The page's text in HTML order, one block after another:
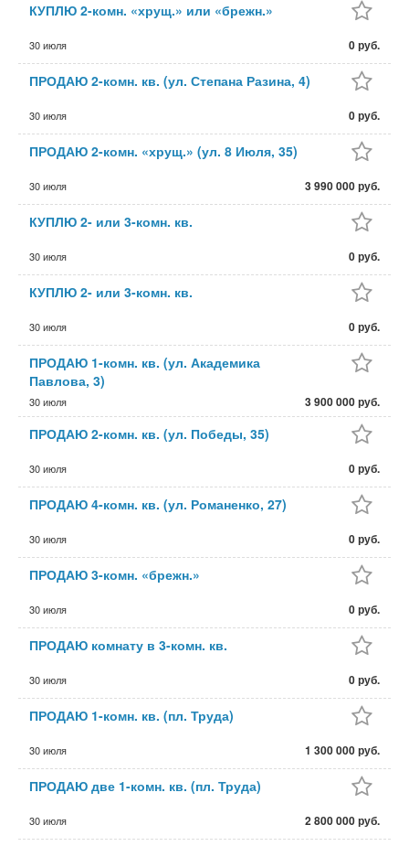
КУПЛЮ 2-комн. «хрущ.» или «брежн.»
30 июля 0 руб.
ПРОДАЮ 2-комн. кв. (ул. Степана Разина, 4)
30 июля 0 руб.
ПРОДАЮ 2-комн. «хрущ.» (ул. 8 Июля, 35)
30 июля 3 990 000 руб.
КУПЛЮ 2- или 3-комн. кв.
30 июля 0 руб.
КУПЛЮ 2- или 3-комн. кв.
30 июля 0 руб.
ПРОДАЮ 1-комн. кв. (ул. Академика
Павлова, 3)
30 июля 3 900 000 руб.
ПРОДАЮ 2-комн. кв. (ул. Победы, 35)
30 июля 0 руб.
ПРОДАЮ 4-комн. кв. (ул. Романенко, 27)
30 июля 0 руб.
ПРОДАЮ 3-комн. «брежн.»
30 июля 0 руб.
ПРОДАЮ комнату в 3-комн. кв.
30 июля 0 руб.
ПРОДАЮ 1-комн. кв. (пл. Труда)
30 июля 1 300 000 руб.
ПРОДАЮ две 1-комн. кв. (пл. Труда)
30 июля 2 800 000 руб.